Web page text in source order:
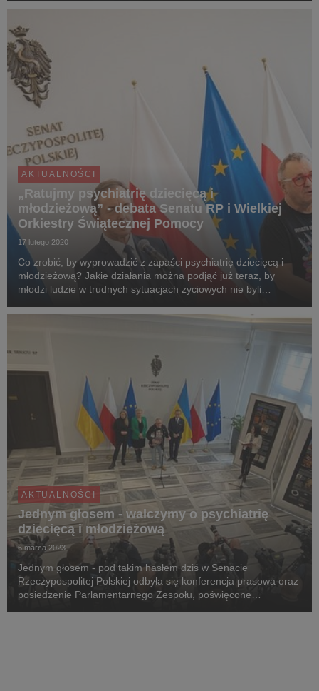
AKTUALNOŚCI
„Ratujmy psychiatrię dziecięcą i
młodzieżową” - debata Senatu RP i Wielkiej
Orkiestry Świątecznej Pomocy
17 lutego 2020
Co zrobić, by wyprowadzić z zapaści psychiatrię dziecięcą i
młodzieżową? Jakie działania można podjąć już teraz, by
młodzi ludzie w trudnych sytuacjach życiowych nie byli
system? Odpowiedzi na te i inne pytania będą szuk...
AKTUALNOŚCI
Jednym głosem - walczymy o psychiatrię
dziecięcą i młodzieżową
6 marca 2023
Jednym głosem - pod takim hasłem dziś w Senacie
Rzeczypospolitej Polskiej odbyła się konferencja prasowa oraz
posiedzenie Parlamentarnego Zespołu, poświęcone